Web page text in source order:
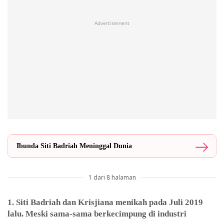
Advertisement
Ibunda Siti Badriah Meninggal Dunia
1 dari 8 halaman
1. Siti Badriah dan Krisjiana menikah pada Juli 2019
lalu. Meski sama-sama berkecimpung di industri